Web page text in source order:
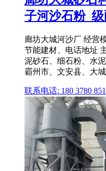
子河沙石粉_
廊坊大城河沙厂 经营
节能建材、电话地址
泥砂石、细石粉、水
霸州市、文安县、大
联系电话: 180 3780